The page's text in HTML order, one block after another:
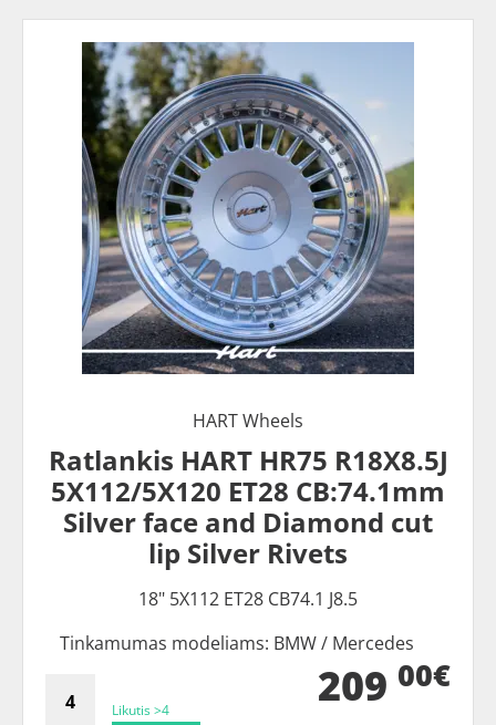
HART Wheels
Ratlankis HART HR75 R18X8.5J
5X112/5X120 ET28 CB:74.1mm
Silver face and Diamond cut
lip Silver Rivets
18" 5X112 ET28 CB74.1 J8.5
Tinkamumas modeliams: BMW / Mercedes
Likutis >4 209 00€